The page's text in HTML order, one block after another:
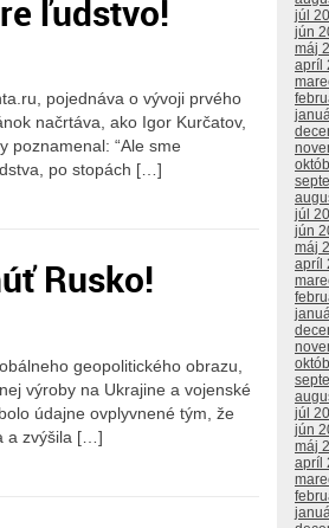
ľudstvo!
pojednáva o vývoji prvého
načrtáva, ako Igor Kurčatov,
poznamenal: “Ale sme
po stopách […]
Rusko!
geopolitického obrazu,
výroby na Ukrajine a vojenské
údajne ovplyvnené tým, že
a zvýšila […]
júl
jún
máj
apríl
júl
jún
máj
apríl
júl
jún
máj
apríl